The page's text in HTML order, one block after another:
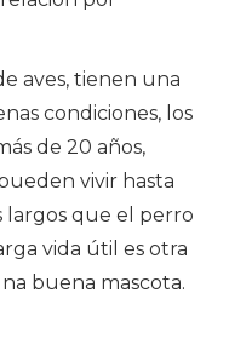
aves, tienen una
condiciones, los
de 20 años,
vivir hasta
largos que el perro
vida útil es otra
buena mascota.